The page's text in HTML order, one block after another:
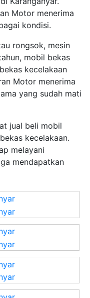
Motor menerima
kondisi.
rongsok, mesin
mobil bekas
kecelakaan
Motor menerima
yang sudah mati
jual beli mobil
kecelakaan.
melayani
mendapatkan